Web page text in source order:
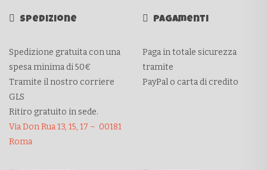
Spedizione
Spedizione gratuita con una
spesa minima di 50€
Tramite il nostro corriere
GLS
Ritiro gratuito in sede.
Via Don Rua 13, 15, 17 – 00181
Roma
Pagamenti
Paga in totale sicurezza
tramite
PayPal o carta di credito